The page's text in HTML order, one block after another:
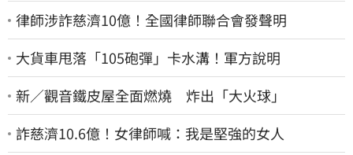
律師涉詐慈濟10億！全國律師聯合會發聲明
大貨車甩落「105砲彈」卡水溝！軍方說明
新／觀音鐵皮屋全面燃燒 炸出「大火球」
詐慈濟10.6億！女律師喊：我是堅強的女人